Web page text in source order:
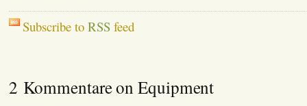
Subscribe to RSSfeed
2 Kommentare on Equipment